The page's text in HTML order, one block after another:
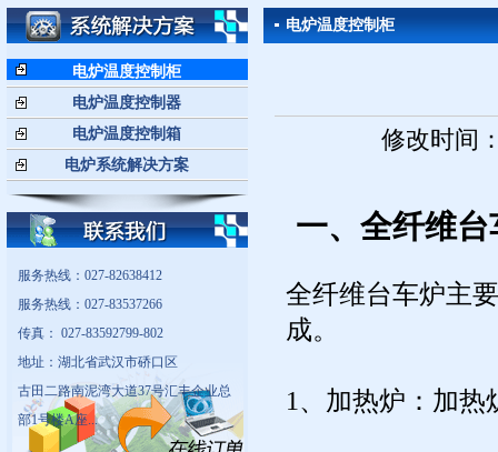
电炉温度控制柜
电炉温度控制器
电炉温度控制箱
电炉系统解决方案
服务热线：027-82638412
服务热线：027-83537266
传真： 027-83592799-802
地址：湖北省武汉市硚口区
古田二路南泥湾大道37号汇丰企业总
部1号楼A座...
电炉温度控制柜
修改时间
一、全纤维
全纤维台车炉主
成。
1、加热炉：加热